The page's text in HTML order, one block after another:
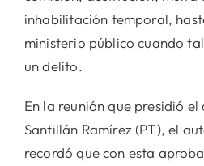
inhabilitación temporal,
ministerio público cuando
un delito.
En la reunión que presidió
Santillán Ramírez (PT), el
recordó que con esta